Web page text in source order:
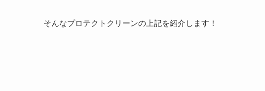
そんなプロテクトクリーンの上記を紹介します！